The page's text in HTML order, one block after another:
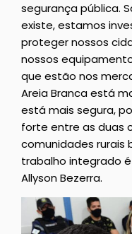
segurança pública.
existe, estamos
proteger nossos
nossos
que estão nos
Areia Branca está
está mais segura,
forte entre as duas
comunidades rurais
trabalho integrado
Allyson Bezerra.